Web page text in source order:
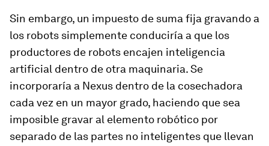
Sin embargo, un impuesto de suma fija gravando a
los robots simplemente conduciría a que los
productores de robots encajen inteligencia
artificial dentro de otra maquinaria. Se
incorporaría a Nexus dentro de la cosechadora
cada vez en un mayor grado, haciendo que sea
imposible gravar al elemento robótico por
separado de las partes no inteligentes que llevan